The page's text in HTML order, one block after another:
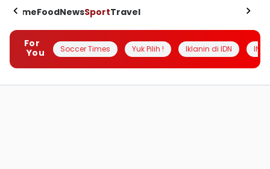
HomeFoodNewsSportTravel
For
You
Soccer Times Yuk Pilih ! Iklanin di IDN